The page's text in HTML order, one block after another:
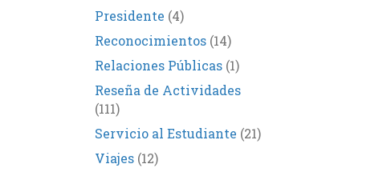
Presidente (4)
Reconocimientos(14)
Relaciones Públicas(1)
Reseña de Actividades
(111)
Servicio al Estudiante (21)
Viajes(12)